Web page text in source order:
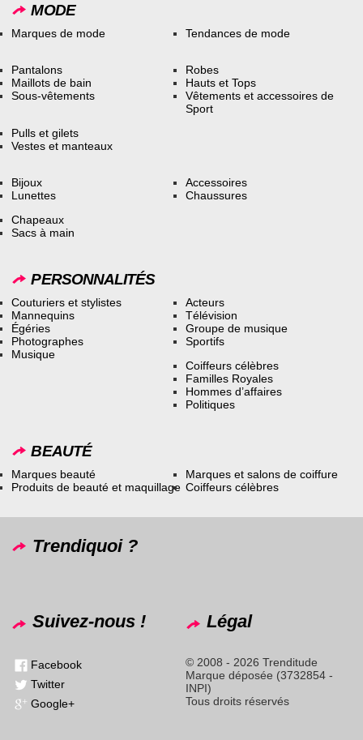
MODE
Marques de mode Tendances de mode
Pantalons
Maillots de bain
Sous-vêtements
Robes
Hauts et Tops
Vêtements et accessoires de
Sport
Pulls et gilets
Vestes et manteaux
Bijoux
Lunettes
Accessoires
Chaussures
Chapeaux
Sacs à main
PERSONNALITÉS
Couturiers et stylistes
Mannequins
Égéries
Photographes
Musique
Acteurs
Télévision
Groupe de musique
Sportifs
Coiffeurs célèbres
Familles Royales
Hommes d’affaires
Politiques
BEAUTÉ
Marques beauté
Produits de beauté et maquillage
Marques et salons de coiffure
Coiffeurs célèbres
Trendiquoi ?
Suivez-nous !
Facebook
Twitter
Google+
Légal
© 2008 - 2026 Trenditude
Marque déposée (3732854 -
INPI)
Tous droits réservés